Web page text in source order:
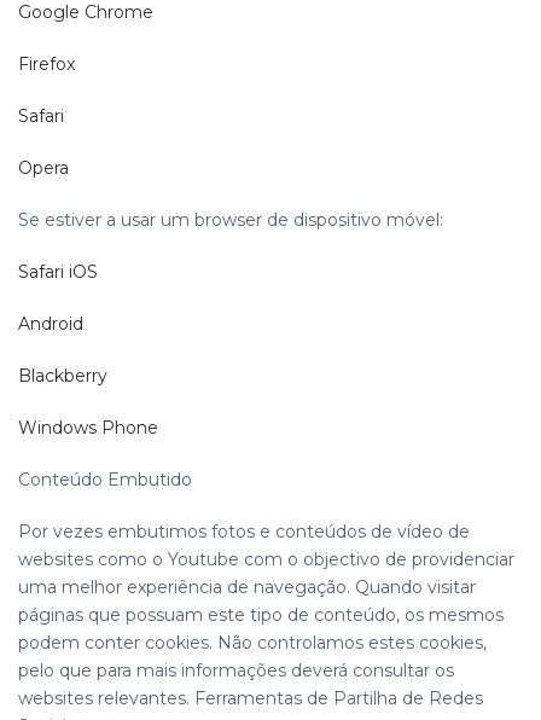
Google Chrome
Firefox
Safari
Opera
Se estiver a usar um browser de dispositivo móvel:
Safari iOS
Android
Blackberry
Windows Phone
Conteúdo Embutido
Por vezes embutimos fotos e conteúdos de vídeo de
websites como o Youtube com o objectivo de providenciar
uma melhor experiência de navegação. Quando visitar
páginas que possuam este tipo de conteúdo, os mesmos
podem conter cookies. Não controlamos estes cookies,
pelo que para mais informações deverá consultar os
websites relevantes. Ferramentas de Partilha de Redes